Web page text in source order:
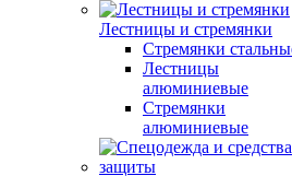
Лестницы и стремянки
Стремянки
Лестницы
алюминиевые
Стремянки
алюминиевые